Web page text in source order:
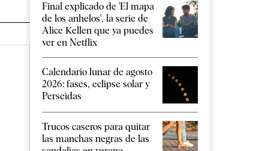
Final explicado de 'El mapa
de los anhelos', la serie de
Alice Kellen que ya puedes
ver en Netflix
Calendario lunar de agosto
2026: fases, eclipse solar y
Perseidas
Trucos caseros para quitar
las manchas negras de las